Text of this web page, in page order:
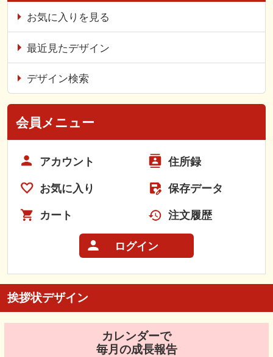
お気に入りを見る
最近見たデザイン
デザイン検索
会員メニュー
アカウント 住所録
お気に入り 保存データ
カート 注文履歴
ログイン
挨拶状デザイン
カレンダーで
毎月の成長報告